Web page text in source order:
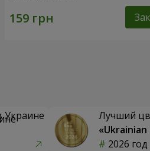
Украине
Лучший
2026 год